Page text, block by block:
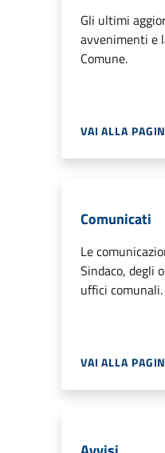
Gli ultimi
avvenimenti e
Comune.
VAI ALLA
Comunicati
Le
Sindaco, degli
uffici comunali.
VAI ALLA